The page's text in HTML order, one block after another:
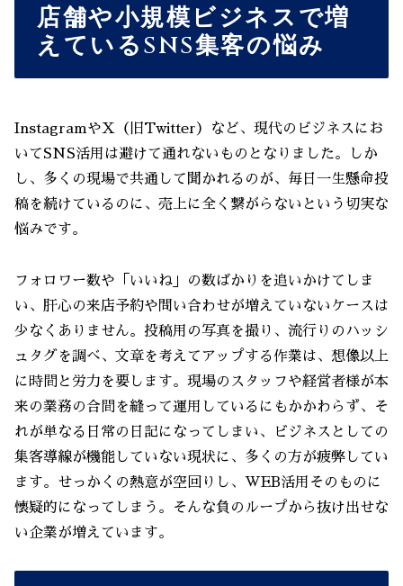
店舗や小規模ビジネスで増
えているSNS集客の悩み
InstagramやX（旧Twitter）など、現代のビジネスにお
いてSNS活用は避けて通れないものとなりました。しか
し、多くの現場で共通して聞かれるのが、毎日一生懸命投
稿を続けているのに、売上に全く繋がらないという切実な
悩みです。
フォロワー数や「いいね」の数ばかりを追いかけてしま
い、肝心の来店予約や問い合わせが増えていないケースは
少なくありません。投稿用の写真を撮り、流行りのハッシ
ュタグを調べ、文章を考えてアップする作業は、想像以上
に時間と労力を要します。現場のスタッフや経営者様が本
来の業務の合間を縫って運用しているにもかかわらず、そ
れが単なる日常の日記になってしまい、ビジネスとしての
集客導線が機能していない現状に、多くの方が疲弊してい
ます。せっかくの熱意が空回りし、WEB活用そのものに
懐疑的になってしまう。そんな負のループから抜け出せな
い企業が増えています。